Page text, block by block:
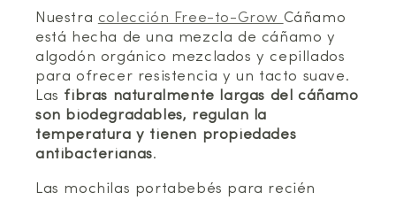
Nuestra colección Free-to-Grow Cáñamo
está hecha de una mezcla de cáñamo y
algodón orgánico mezclados y cepillados
para ofrecer resistencia y un tacto suave.
Las fibras naturalmente largas del cáñamo
son biodegradables, regulan la
temperatura y tienen propiedades
antibacterianas.
Las mochilas portabebés para recién